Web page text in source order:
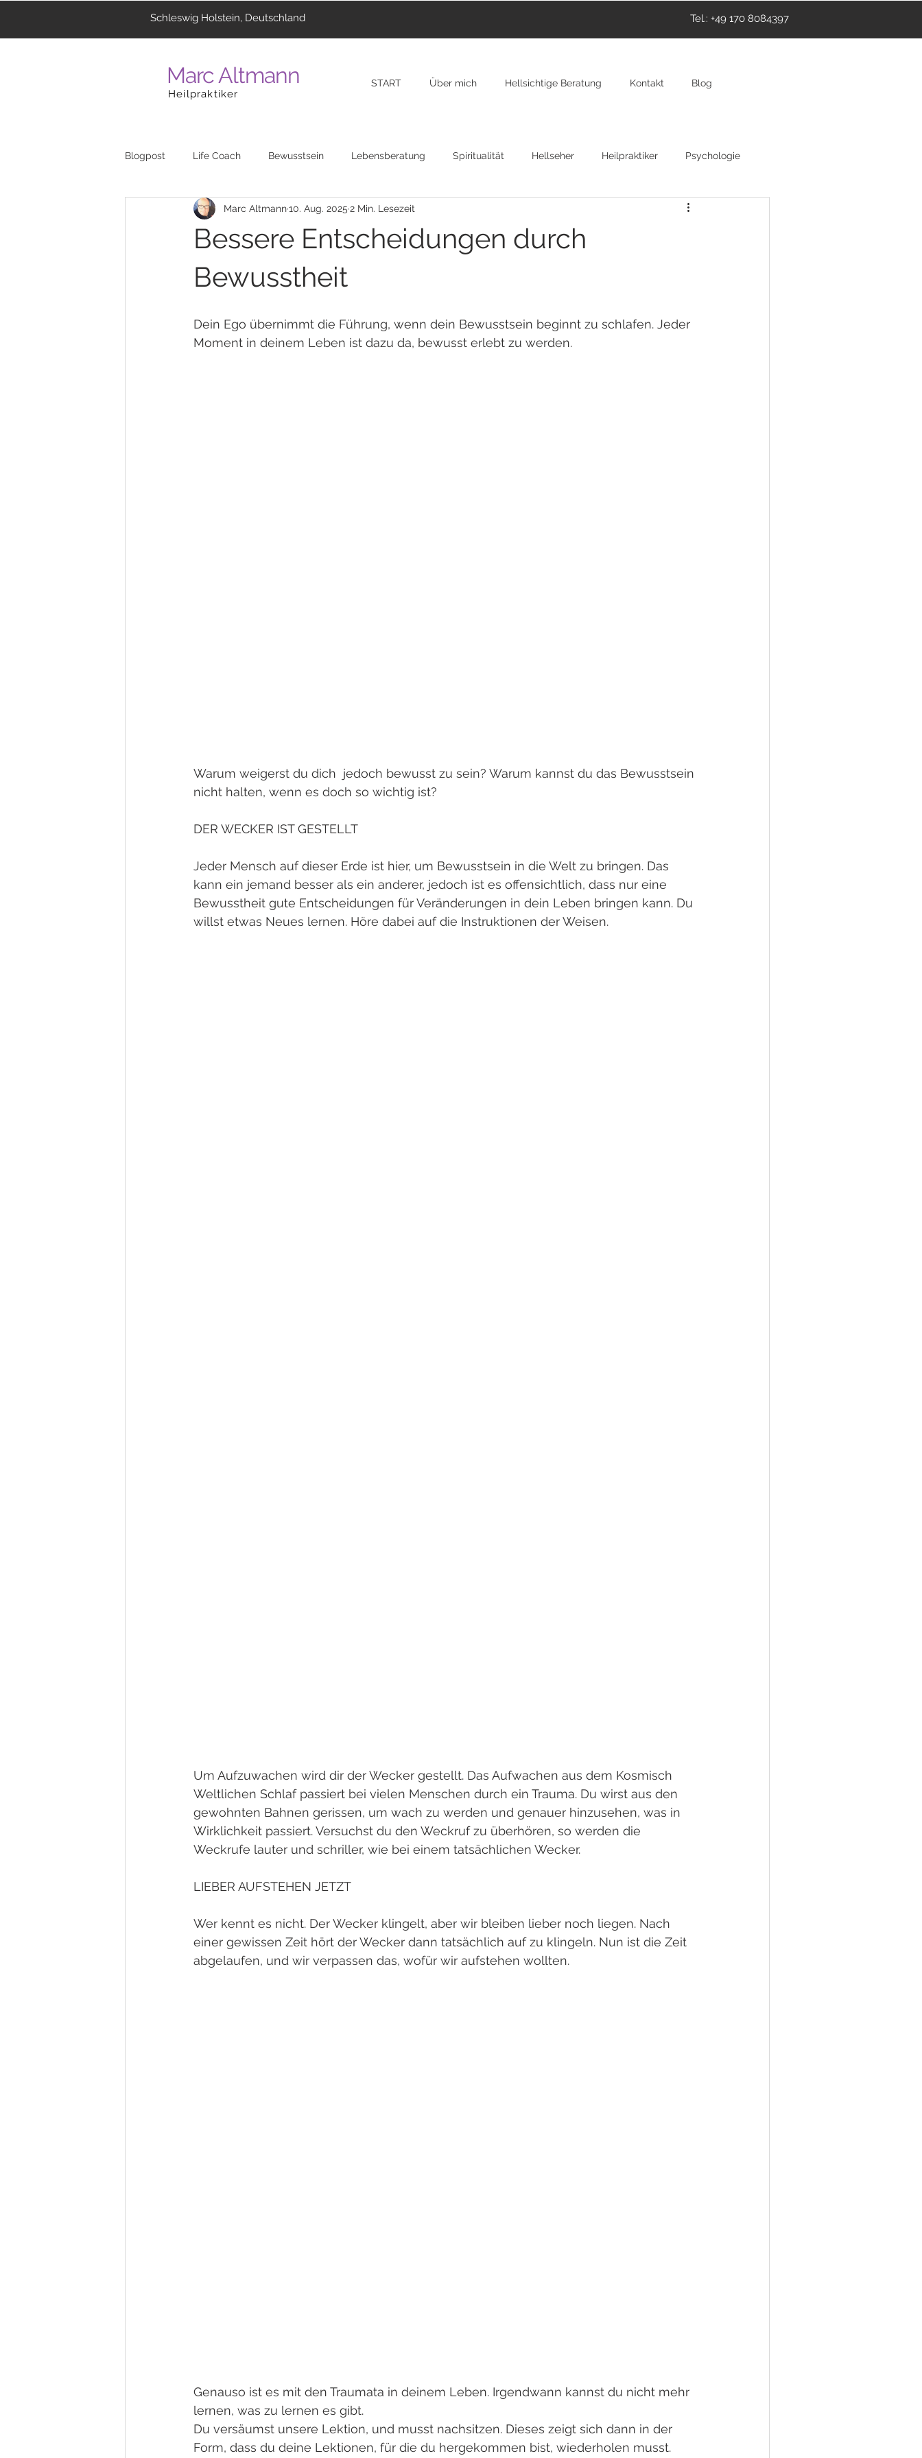
Schleswig Holstein, Deutschland Tel.: +49 170 8084397
Marc Altmann
Heilpraktiker
START Über mich Hellsichtige Beratung Kontakt Blog
Blogpost Life Coach Bewusstsein Lebensberatung Spiritualität Hellseher Heilpraktiker Psychologie
Coaching Menschen Lanzarote Transformation Hypnose
Heilzentrum Religion
Bessere Entscheidungen durch
Bewusstheit
Marc Altmann10. Aug. 2025 2 Min. Lesezeit
Dein Ego übernimmt die Führung, wenn dein Bewusstsein beginnt zu schlafen. Jeder
Moment in deinem Leben ist dazu da, bewusst erlebt zu werden.
Warum weigerst du dich  jedoch bewusst zu sein? Warum kannst du das Bewusstsein
nicht halten, wenn es doch so wichtig ist?
DER WECKER IST GESTELLT
Jeder Mensch auf dieser Erde ist hier, um Bewusstsein in die Welt zu bringen. Das
kann ein jemand besser als ein anderer, jedoch ist es offensichtlich, dass nur eine
Bewusstheit gute Entscheidungen für Veränderungen in dein Leben bringen kann. Du
willst etwas Neues lernen. Höre dabei auf die Instruktionen der Weisen.
Um Aufzuwachen wird dir der Wecker gestellt. Das Aufwachen aus dem Kosmisch
Weltlichen Schlaf passiert bei vielen Menschen durch ein Trauma. Du wirst aus den
gewohnten Bahnen gerissen, um wach zu werden und genauer hinzusehen, was in
Wirklichkeit passiert. Versuchst du den Weckruf zu überhören, so werden die
Weckrufe lauter und schriller, wie bei einem tatsächlichen Wecker.
LIEBER AUFSTEHEN JETZT
Wer kennt es nicht. Der Wecker klingelt, aber wir bleiben lieber noch liegen. Nach
einer gewissen Zeit hört der Wecker dann tatsächlich auf zu klingeln. Nun ist die Zeit
abgelaufen, und wir verpassen das, wofür wir aufstehen wollten.
Genauso ist es mit den Traumata in deinem Leben. Irgendwann kannst du nicht mehr
lernen, was zu lernen es gibt.
Du versäumst unsere Lektion, und musst nachsitzen. Dieses zeigt sich dann in der
Form, dass du deine Lektionen, für die du hergekommen bist, wiederholen musst.